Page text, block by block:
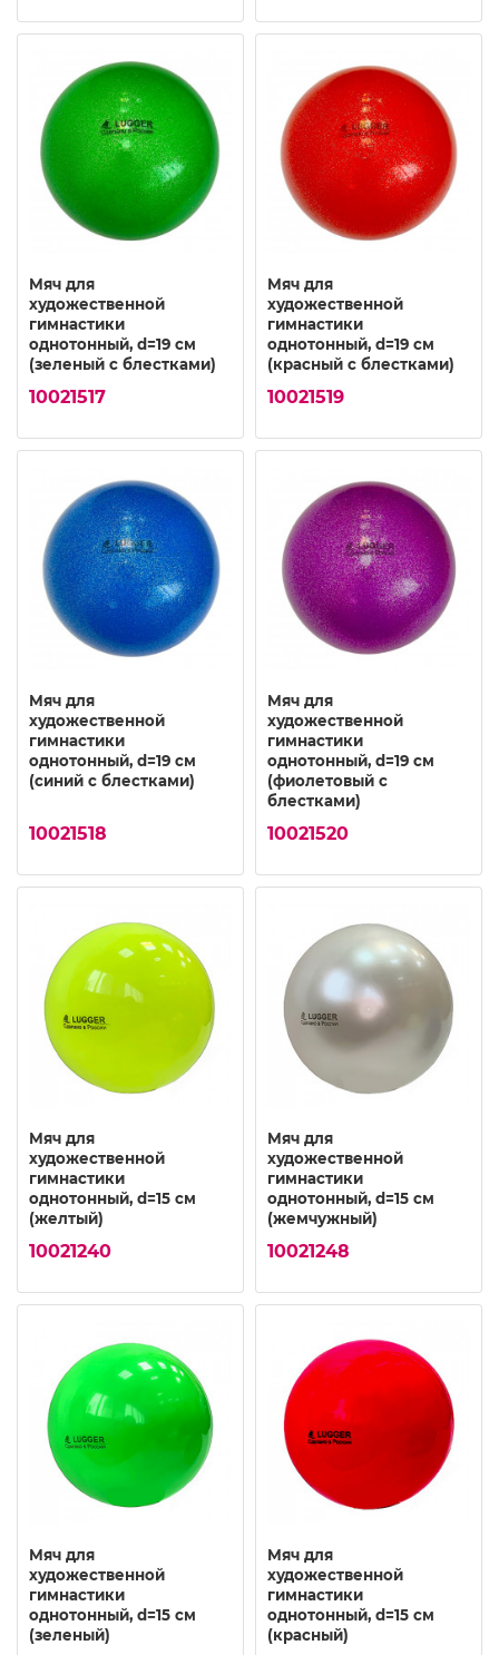
Мяч для
художественной
гимнастики
однотонный, d=19 см
(зеленый с блестками)
10021517
Мяч для
художественной
гимнастики
однотонный, d=19 см
(красный с блестками)
10021519
Мяч для
художественной
гимнастики
однотонный, d=19 см
(синий с блестками)
10021518
Мяч для
художественной
гимнастики
однотонный, d=19 см
(фиолетовый с
блестками)
10021520
Мяч для
художественной
гимнастики
однотонный, d=15 см
(желтый)
10021240
Мяч для
художественной
гимнастики
однотонный, d=15 см
(жемчужный)
10021248
Мяч для
художественной
гимнастики
однотонный, d=15 см
(зеленый)
Мяч для
художественной
гимнастики
однотонный, d=15 см
(красный)